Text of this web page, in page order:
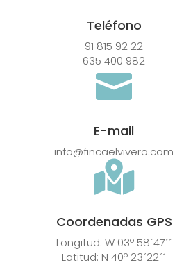
Teléfono
91 815 92 22
635 400 982

E-mail
info@fincaelvivero.com

Coordenadas GPS
Longitud: W 03º 58´47´´
Latitud: N 40º 23´22´´